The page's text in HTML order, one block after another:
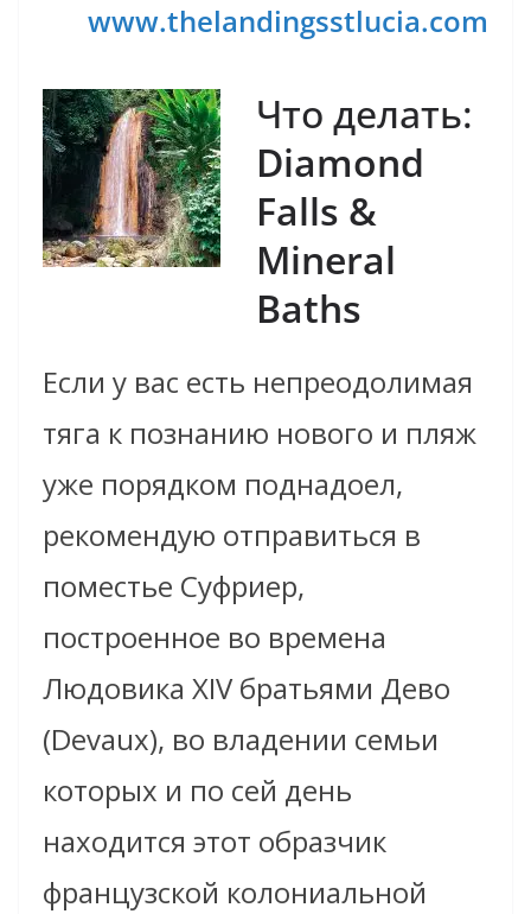
www.thelandingsstlucia.com
Что делать:
Diamond
Falls &
Mineral
Baths
Если у вас есть непреодолимая
тяга к познанию нового и пляж
уже порядком поднадоел,
рекомендую отправиться в
поместье Суфриер,
построенное во времена
Людовика XIV братьями Дево
(Devaux), во владении семьи
которых и по сей день
находится этот образчик
французской колониальной